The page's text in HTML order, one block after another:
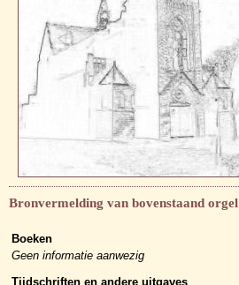
Bronvermelding van bovenstaand orgel
Boeken
Geen informatie aanwezig
Tijdschriften en andere uitgaves